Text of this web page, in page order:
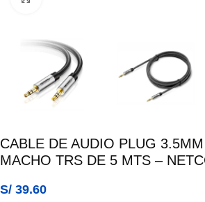
CABLE DE AUDIO PLUG
MACHO TRS DE 5 MTS –
S/ 39.60